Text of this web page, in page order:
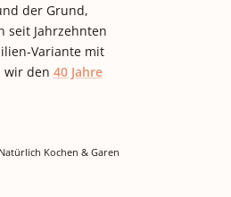
der Grund,
seit Jahrzehnten
Variante mit
wir den 40 Jahre
Natürlich Kochen & Garen